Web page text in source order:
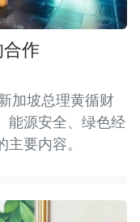
作
加坡总理黄循财
能源安全、绿色经
要内容。